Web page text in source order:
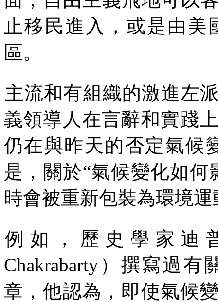
止移民進入，或是由
區。
主流和有組織的激進左
義領導人在言辭和實踐
仍在與昨天的否定氣候
是，關於“氣候變化如何
時會被重新包裝為環境
例如，歷史學家迪
Chakrabarty ）撰寫過有
章，他認為，即使氣候